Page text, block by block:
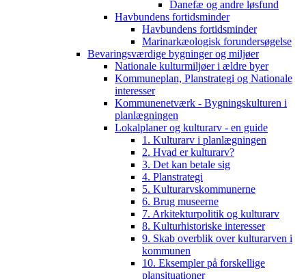
Danefæ og andre løsfund
Havbundens fortidsminder
Havbundens fortidsminder
Marinarkæologisk forundersøgelse
Bevaringsværdige bygninger og miljøer
Nationale kulturmiljøer i ældre byer
Kommuneplan, Planstrategi og Nationale
interesser
Kommunenetværk - Bygningskulturen i
planlægningen
Lokalplaner og kulturarv - en guide
1. Kulturarv i planlægningen
2. Hvad er kulturarv?
3. Det kan betale sig
4. Planstrategi
5. Kulturarvskommunerne
6. Brug museerne
7. Arkitekturpolitik og kulturarv
8. Kulturhistoriske interesser
9. Skab overblik over kulturarven i
kommunen
10. Eksempler på forskellige
plansituationer